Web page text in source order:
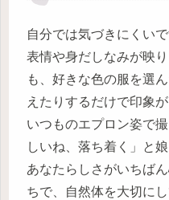
自分では気づきにくい
表情や身だしなみが映
も、好きな色の服を選
えたりするだけで印象
いつものエプロン姿で
しいね、落ち着く」と
あなたらしさがいちば
ちで、自然体を大切に